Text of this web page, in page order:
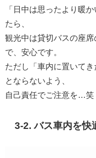
「日中は思ったより暖
たら、
観光中は貸切バスの座
で、安心です。
ただし「車内に置いてき
とならないよう、
自己責任でご注意を…笑
3-2. バス車内を快